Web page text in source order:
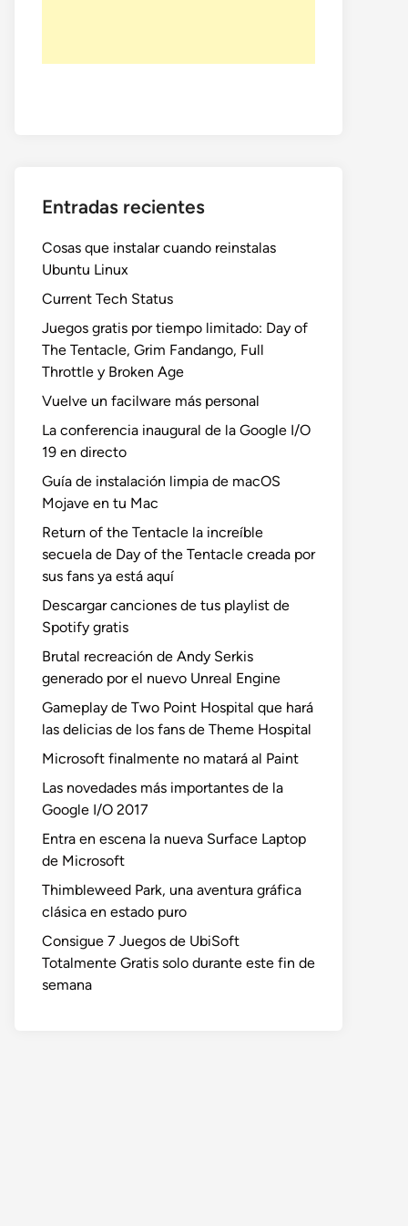
Entradas recientes
Cosas que instalar cuando reinstalas
Ubuntu Linux
Current Tech Status
Juegos gratis por tiempo limitado: Day of
The Tentacle, Grim Fandango, Full
Throttle y Broken Age
Vuelve un facilware más personal
La conferencia inaugural de la Google I/O
19 en directo
Guía de instalación limpia de macOS
Mojave en tu Mac
Return of the Tentacle la increíble
secuela de Day of the Tentacle creada por
sus fans ya está aquí
Descargar canciones de tus playlist de
Spotify gratis
Brutal recreación de Andy Serkis
generado por el nuevo Unreal Engine
Gameplay de Two Point Hospital que hará
las delicias de los fans de Theme Hospital
Microsoft finalmente no matará al Paint
Las novedades más importantes de la
Google I/O 2017
Entra en escena la nueva Surface Laptop
de Microsoft
Thimbleweed Park, una aventura gráfica
clásica en estado puro
Consigue 7 Juegos de UbiSoft
Totalmente Gratis solo durante este fin de
semana